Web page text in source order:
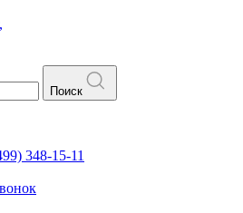
Поиск
348-15-11